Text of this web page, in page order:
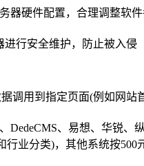
器硬件配置，合理调整软
进行安全维护，防止被入侵
调用到指定页面(例如网站
DedeCMS、易想、华锐
业分类)，其他系统按500